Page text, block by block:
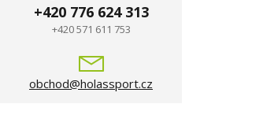
+420 776 624 313
+420 571 611 753
obchod@holassport.cz